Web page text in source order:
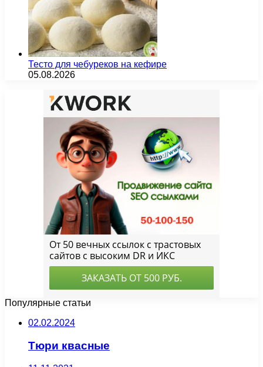
Тесто для чебуреков на кефире
05.08.2026
Популярные статьи
02.02.2024
Тюри квасные